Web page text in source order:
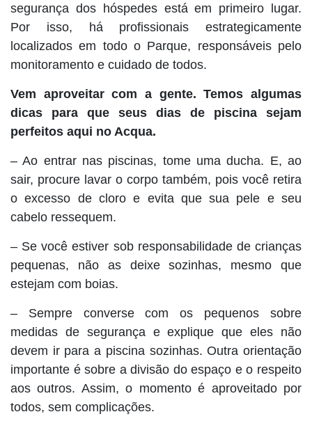
segurança dos hóspedes está em primeiro lugar.
Por isso, há profissionais estrategicamente
localizados em todo o Parque, responsáveis pelo
monitoramento e cuidado de todos.
Vem aproveitar com a gente. Temos algumas
dicas para que seus dias de piscina sejam
perfeitos aqui no Acqua.
– Ao entrar nas piscinas, tome uma ducha. E, ao
sair, procure lavar o corpo também, pois você retira
o excesso de cloro e evita que sua pele e seu
cabelo ressequem.
– Se você estiver sob responsabilidade de crianças
pequenas, não as deixe sozinhas, mesmo que
estejam com boias.
– Sempre converse com os pequenos sobre
medidas de segurança e explique que eles não
devem ir para a piscina sozinhas. Outra orientação
importante é sobre a divisão do espaço e o respeito
aos outros. Assim, o momento é aproveitado por
todos, sem complicações.